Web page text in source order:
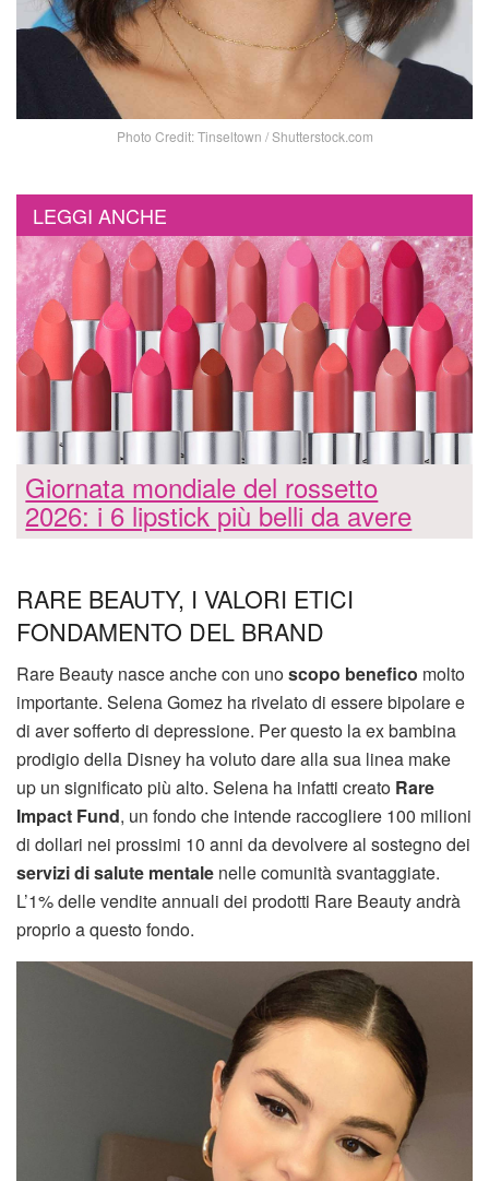
Photo Credit: Tinseltown / Shutterstock.com
LEGGI ANCHE
Giornata mondiale del rossetto
2026: i 6 lipstick più belli da avere
RARE BEAUTY, I VALORI ETICI
FONDAMENTO DEL BRAND
Rare Beauty nasce anche con unoscopo benefico molto
importante. Selena Gomez ha rivelato di essere bipolare e
di aver sofferto di depressione. Per questo la ex bambina
prodigio della Disney ha voluto dare alla sua linea make
up un significato più alto. Selena ha infatti creato Rare
Impact Fund, un fondo che intende raccogliere 100 milioni
di dollari nei prossimi 10 anni da devolvere al sostegno dei
servizi di salute mentale nelle comunità svantaggiate.
L’1% delle vendite annuali dei prodotti Rare Beauty andrà
proprio a questo fondo.